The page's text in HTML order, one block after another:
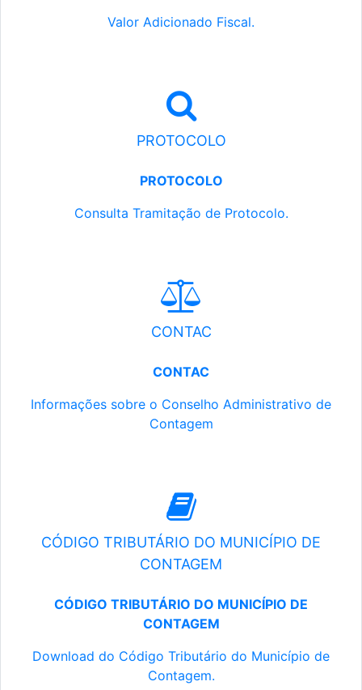
Valor Adicionado Fiscal.
PROTOCOLO
PROTOCOLO
Consulta Tramitação de Protocolo.
CONTAC
CONTAC
Informações sobre o Conselho Administrativo de
Contagem
CÓDIGO TRIBUTÁRIO DO MUNICÍPIO DE
CONTAGEM
CÓDIGO TRIBUTÁRIO DO MUNICÍPIO DE
CONTAGEM
Download do Código Tributário do Município de
Contagem.